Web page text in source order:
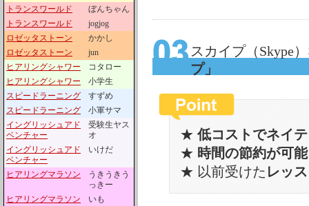
トランスワールド
ぼんちゃん
トランスワールド
jogjog
ロゼッタストーン
かかし
ロゼッタストーン
jun
ヒアリングシャワー
コタロー
ヒアリングシャワー
小学生
スピードラーニング
すずめ
スピードラーニング
小軍サマ
イングリッシュアド
ベンチャー
受験生ヤス
オ
イングリッシュアド
ベンチャー
いけだ
ヒアリングマラソン
うきうきう
っきー
ヒアリングマラソン
いも
スカイプ（Skype
プ」
★低コストでネイ
★ 時間の節約が可能
★ 以前受けた レッ